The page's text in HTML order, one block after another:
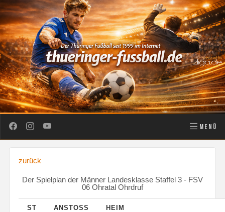
MENÜ
zurück
Der Spielplan der Männer Landesklasse Staffel 3 - FSV
06 Ohratal Ohrdruf
ST ANSTOSS HEIM